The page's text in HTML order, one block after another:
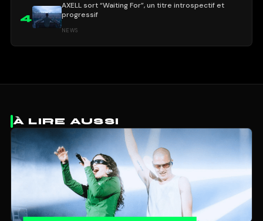
4
AXELL sort “Waiting For”, un titre introspectif et
progressif
NEWS
À LIRE AUSSI